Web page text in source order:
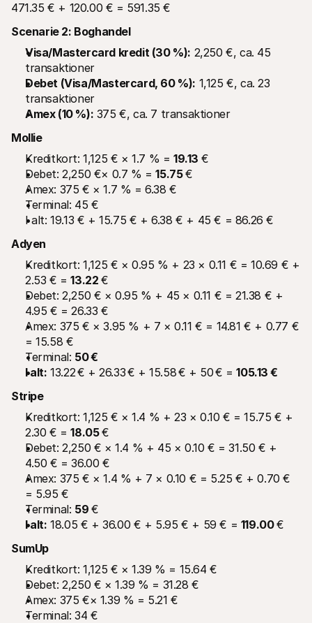
471.35 € + 120.00 € = 591.35 €
Scenarie 2: Boghandel
Visa/Mastercard kredit (30 %): 2,250 €, ca. 45
transaktioner
Debet (Visa/Mastercard, 60 %): 1,125 €, ca. 23
transaktioner
Amex (10 %): 375 €, ca. 7 transaktioner
Mollie
Kreditkort: 1,125 € × 1.7 % = 19.13 €
Debet: 2,250 €× 0.7 % = 15.75 €
Amex: 375 € × 1.7 % = 6.38 €
Terminal: 45 €
I alt: 19.13 € + 15.75 € + 6.38 € + 45 € = 86.26 €
Adyen
Kreditkort: 1,125 € × 0.95 % + 23 × 0.11 € = 10.69 € +
2.53 € = 13.22 €
Debet: 2,250 € × 0.95 % + 45 × 0.11 € = 21.38 € +
4.95 € = 26.33 €
Amex: 375 € × 3.95 % + 7 × 0.11 € = 14.81 € + 0.77 €
= 15.58 €
Terminal: 50 €
I alt: 13.22 € + 26.33 € + 15.58 € + 50 € = 105.13 €
Stripe
Kreditkort: 1,125 € × 1.4 % + 23 × 0.10 € = 15.75 € +
2.30 € = 18.05 €
Debet: 2,250 € × 1.4 % + 45 × 0.10 € = 31.50 € +
4.50 € = 36.00 €
Amex: 375 € × 1.4 % + 7 × 0.10 € = 5.25 € + 0.70 €
= 5.95 €
Terminal: 59 €
I alt: 18.05 € + 36.00 € + 5.95 € + 59 € = 119.00 €
SumUp
Kreditkort: 1,125 € × 1.39 % = 15.64 €
Debet: 2,250 € × 1.39 % = 31.28 €
Amex: 375 €× 1.39 % = 5.21 €
Terminal: 34 €